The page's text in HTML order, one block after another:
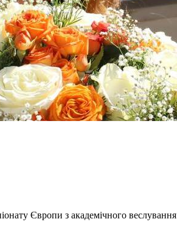
Європи з академічного веслування